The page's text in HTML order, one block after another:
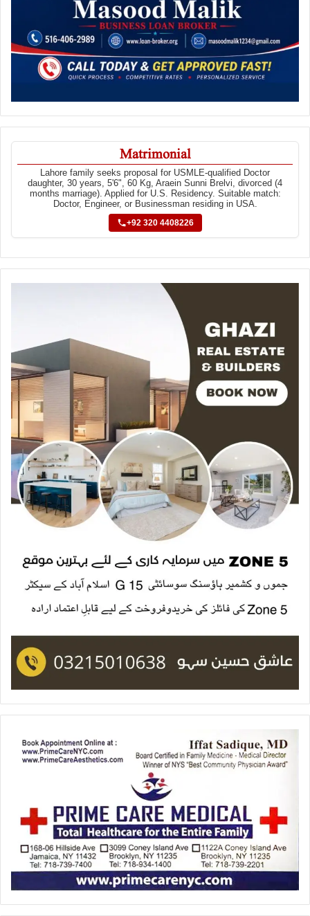
Matrimonial
Lahore family seeks proposal for USMLE-qualified Doctor
daughter, 30 years, 5'6", 60 Kg, Araein Sunni Brelvi, divorced (4
months marriage). Applied for U.S. Residency. Suitable match:
Doctor, Engineer, or Businessman residing in USA.
+92 320 4408226